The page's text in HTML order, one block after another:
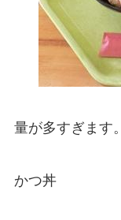
量が多すぎます。
かつ丼